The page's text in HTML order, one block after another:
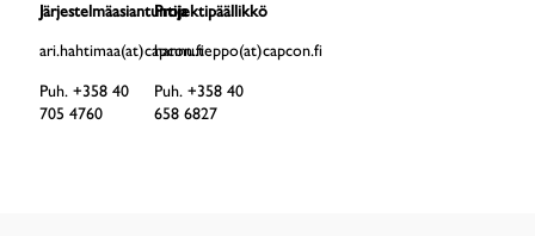
Järjestelmäasiantuntija
ari.hahtimaa(at)capcon.fi
Puh. +358 40
705 4760
Projektipäällikkö
hannu.teppo(at)capcon.fi
Puh. +358 40
658 6827